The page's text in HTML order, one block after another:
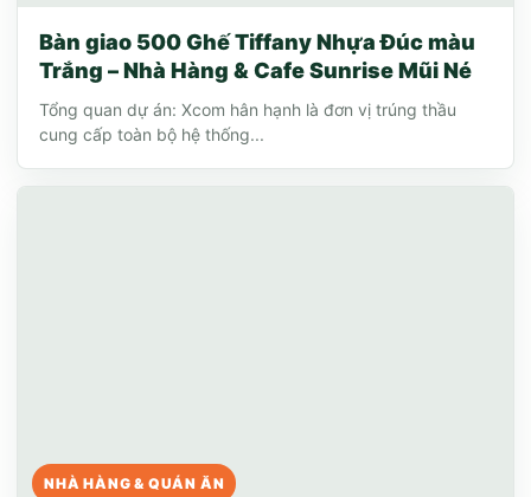
Bàn giao 500 Ghế Tiffany Nhựa Đúc màu
Trắng – Nhà Hàng & Cafe Sunrise Mũi Né
Tổng quan dự án: Xcom hân hạnh là đơn vị trúng thầu
cung cấp toàn bộ hệ thống...
NHÀ HÀNG & QUÁN ĂN